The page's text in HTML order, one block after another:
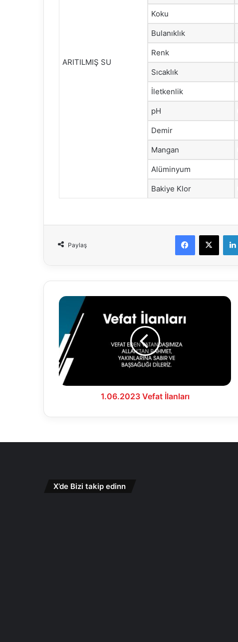
ARITILMIŞ SU
Koku
Bulanıklık
Renk
Sıcaklık
İletkenlik
pH
Demir
Mangan
Alüminyum
Bakiye Klor
Paylaş
Facebook
X
1.06.2023
İlanları
1.06.2023 Vefat İlanları
X’de Bizi takip edinn